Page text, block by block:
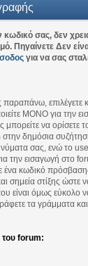
κωδικό σας, δεν
Πηγαίνετε Δεν
για να σας
παραπάνω,
ΜΟΝΟ για την
μπορείτε να ορίσετε
στην δημόσια
σας, ενώ το
την εισαγωγή στο
ένα κωδικό
σημεία στίξης ώστε
είναι όμως εύκολο
τα γράμματα
του forum: